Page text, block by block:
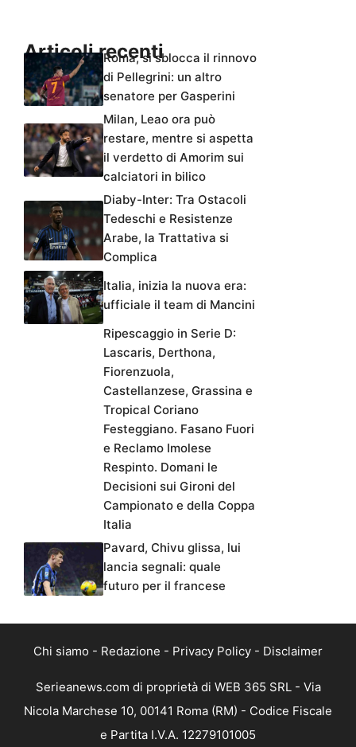
Articoli recentiRoma, si sblocca il rinnovo
di Pellegrini: un altro
senatore per Gasperini
Milan, Leao ora può
restare, mentre si aspetta
il verdetto di Amorim sui
calciatori in bilico
Diaby-Inter: Tra Ostacoli
Tedeschi e Resistenze
Arabe, la Trattativa si
Complica
Italia, inizia la nuova era:
ufficiale il team di Mancini
Ripescaggio in Serie D:
Lascaris, Derthona,
Fiorenzuola,
Castellanzese, Grassina e
Tropical Coriano
Festeggiano. Fasano Fuori
e Reclamo Imolese
Respinto. Domani le
Decisioni sui Gironi del
Campionato e della Coppa
Italia
Pavard, Chivu glissa, lui
lancia segnali: quale
futuro per il francese
Chi siamo - Redazione - Privacy Policy - Disclaimer
Serieanews.com di proprietà di WEB 365 SRL - Via
Nicola Marchese 10, 00141 Roma (RM) - Codice Fiscale
e Partita I.V.A. 12279101005